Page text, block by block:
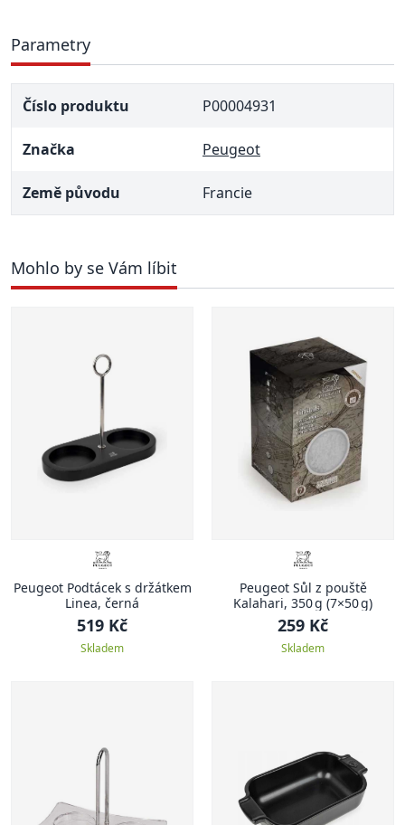
Parametry
Číslo produktu P00004931
Značka Peugeot
Země původu Francie
Mohlo by se Vám líbit
Peugeot Podtácek s držátkem
Linea, černá
519 Kč
Skladem
Peugeot Sůl z pouště
Kalahari, 350 g (7×50 g)
259 Kč
Skladem